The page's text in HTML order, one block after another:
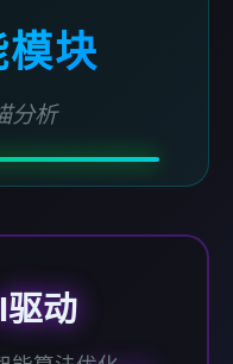
块
分析
动